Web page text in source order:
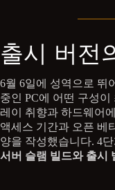
출시 버전
6월 6일에 성역으로 뛰
중인 PC에 어떤 구성
레이 취향과 하드웨어
액세스 기간과 오픈 베
양을 작성했습니다. 4
서버 슬램 빌드와 출시